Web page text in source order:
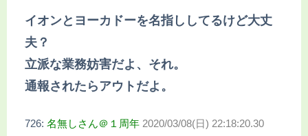
イオンとヨーカドーを名指ししてるけど大丈
夫？
立派な業務妨害だよ、それ。
通報されたらアウトだよ。
726: 名無しさん＠１周年 2020/03/08(日) 22:18:20.30